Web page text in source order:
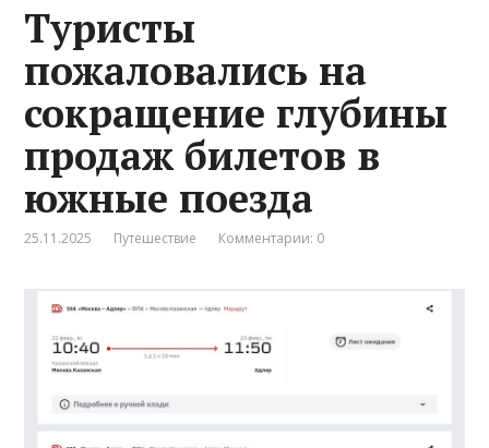
Туристы
пожаловались на
сокращение глубины
продаж билетов в
южные поезда
25.11.2025 Путешествие Комментарии: 0